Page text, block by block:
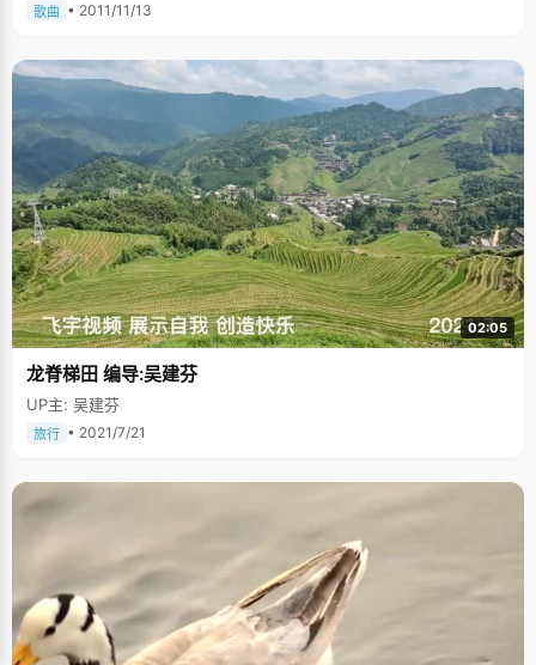
歌曲 • 2011/11/13
02:05
龙脊梯田 编导:吴建芬
UP主: 吴建芬
旅行 • 2021/7/21